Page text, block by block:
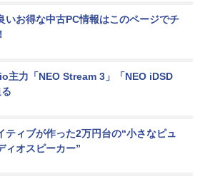
いお得な中古PC情報はこのページでチ
主力「NEO Stream 3」「NEO iDSD
ティブが作った2万円台の“小さなピュ
ィオスピーカー”